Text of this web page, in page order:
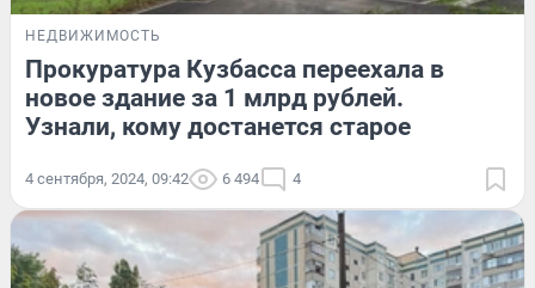
НЕДВИЖИМОСТЬ
Прокуратура Кузбасса переехала в
новое здание за 1 млрд рублей.
Узнали, кому достанется старое
4 сентября, 2024, 09:42 6 494 4